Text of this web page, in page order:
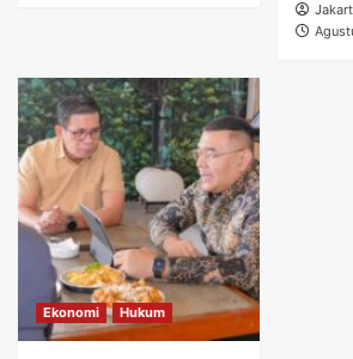
Ekonomi Hukum